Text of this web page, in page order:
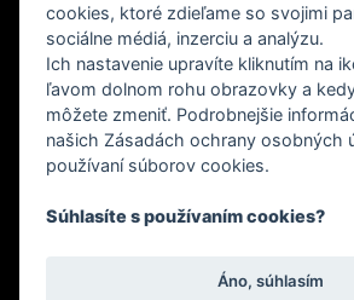
Dotácie
Referencie
Certifikáty
O nás
Kontakt
cookies, ktoré zdieľame so svojimi
sociálne médiá, inzerciu a analýzu.
Ich nastavenie upravíte kliknutím na
ľavom dolnom rohu obrazovky a
môžete zmeniť. Podrobnejšie
našich Zásadách ochrany osobných
používaní súborov cookies.
Súhlasíte s používaním cookies?
Áno, súhlasím